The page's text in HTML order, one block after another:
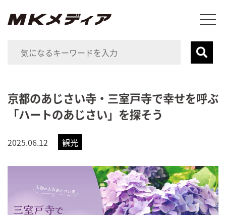
京都のあじさい寺・三室戸寺で幸せを呼ぶ
「ハートのあじさい」を探そう
2025.06.12 観光